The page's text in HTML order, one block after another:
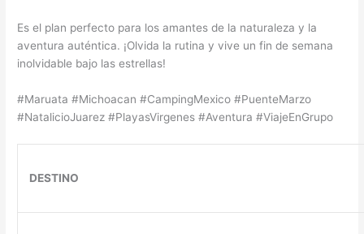
Es el plan perfecto para los amantes de la naturaleza y la
aventura auténtica. ¡Olvida la rutina y vive un fin de semana
inolvidable bajo las estrellas!
#Maruata #Michoacan #CampingMexico #PuenteMarzo
#NatalicioJuarez #PlayasVirgenes #Aventura #ViajeEnGrupo
DESTINO